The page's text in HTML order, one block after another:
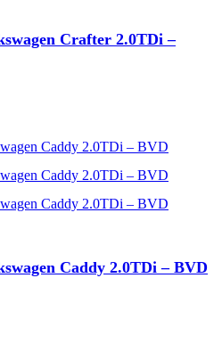
Crafter 2.0TDi –
Caddy 2.0TDi – BVD